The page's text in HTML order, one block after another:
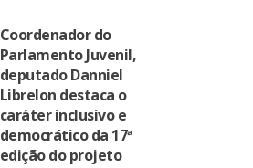
Coordenador do
Parlamento Juvenil,
deputado Danniel
Librelon destaca o
caráter inclusivo e
democrático da 17ª
edição do projeto